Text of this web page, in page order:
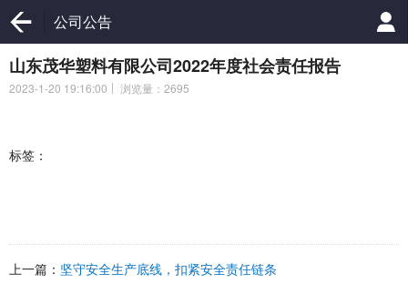
公司公告
山东茂华塑料有限公司2022年度社会责任报告
2023-1-20 19:16:00 浏览量：2695
标签：
上一篇： 坚守安全生产底线，扣紧安全责任链条